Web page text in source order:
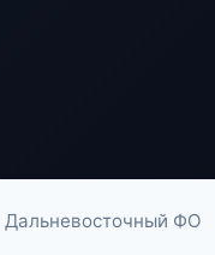
Дальневосточный ФО